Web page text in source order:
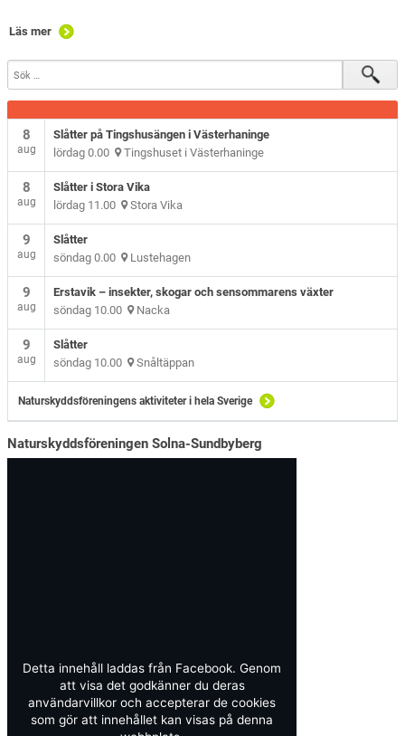
Läs mer
8
aug
Slåtter på Tingshusängen i Västerhaninge
lördag 0.00 Tingshuset i Västerhaninge
8
aug
Slåtter i Stora Vika
lördag 11.00 Stora Vika
9
aug
Slåtter
söndag 0.00 Lustehagen
9
aug
Erstavik – insekter, skogar och sensommarens växter
söndag 10.00 Nacka
9
aug
Slåtter
söndag 10.00 Snåltäppan
Naturskyddsföreningens aktiviteter i hela Sverige
Naturskyddsföreningen Solna-Sundbyberg
Detta innehåll laddas från Facebook. Genom
att visa det godkänner du deras
användarvillkor och accepterar de cookies
som gör att innehållet kan visas på denna